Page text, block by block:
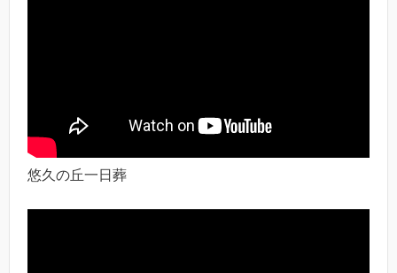
悠久の丘一日葬